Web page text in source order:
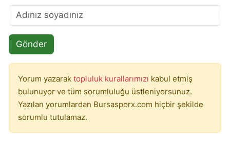
Gönder
Yorum yazarak topluluk kurallarımızı kabul etmiş
bulunuyor ve tüm sorumluluğu üstleniyorsunuz.
Yazılan yorumlardan Bursasporx.com hiçbir şekilde
sorumlu tutulamaz.